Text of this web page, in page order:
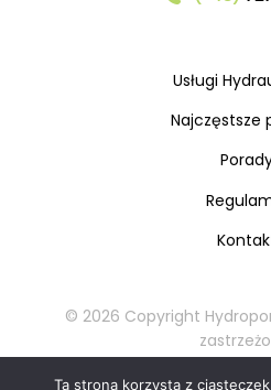
Usługi
Najczęstsze
© 2026 Copyright
Ta strona korzysta z